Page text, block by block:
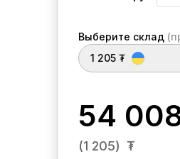
Выберите склад
1 205 ₮
54
(1 205) ₮